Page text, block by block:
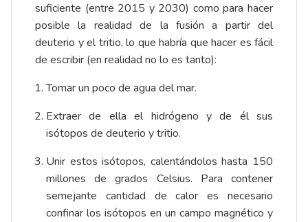
suficiente (entre 2015 y 2030) como para hacer
posible la realidad de la fusión a partir del
deuterio y el tritio, lo que habría que hacer es fácil
de escribir (en realidad no lo es tanto):
Tomar un poco de agua del mar.
Extraer de ella el hidrógeno y de él sus
isótopos de deuterio y tritio.
Unir estos isótopos, calentándolos hasta 150
millones de grados Celsius. Para contener
semejante cantidad de calor es necesario
confinar los isótopos en un campo magnético y